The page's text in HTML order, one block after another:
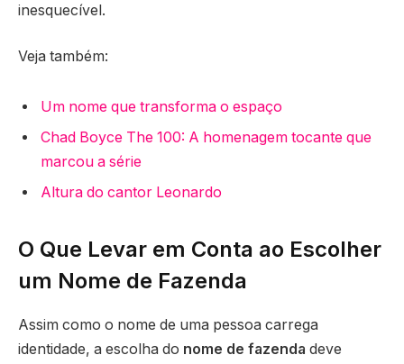
inesquecível.
Veja também:
Um nome que transforma o espaço
Chad Boyce The 100: A homenagem tocante que
marcou a série
Altura do cantor Leonardo
O Que Levar em Conta ao Escolher
um Nome de Fazenda
Assim como o nome de uma pessoa carrega
identidade, a escolha do nome de fazenda deve